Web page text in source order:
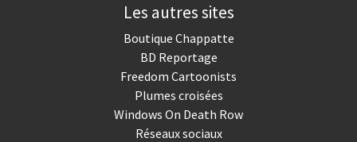
Les autres sites
Boutique Chappatte
BD Reportage
Freedom Cartoonists
Plumes croisées
Windows On Death Row
Réseaux sociaux